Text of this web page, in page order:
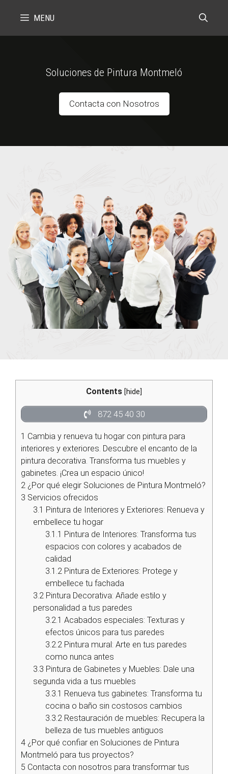
MENU
Soluciones de Pintura Montmeló
Contacta con Nosotros
Contents [hide
872 45 40 30
1 Cambia y renueva tu hogar con pintura para
interiores y exteriores. Descubre el encanto de la
pintura decorativa. Transforma tus muebles y
gabinetes. ¡Crea un espacio único!
2 ¿Por qué elegir Soluciones de Pintura Montmeló?
3 Servicios ofrecidos
3.1 Pintura de Interiores y Exteriores: Renueva y
embellece tu hogar
3.1.1 Pintura de Interiores: Transforma tus
espacios con colores y acabados de
calidad
3.1.2 Pintura de Exteriores: Protege y
embellece tu fachada
3.2 Pintura Decorativa: Añade estilo y
personalidad a tus paredes
3.2.1 Acabados especiales: Texturas y
efectos únicos para tus paredes
3.2.2 Pintura mural: Arte en tus paredes
como nunca antes
3.3 Pintura de Gabinetes y Muebles: Dale una
segunda vida a tus muebles
3.3.1 Renueva tus gabinetes: Transforma tu
cocina o baño sin costosos cambios
3.3.2 Restauración de muebles: Recupera la
belleza de tus muebles antiguos
4 ¿Por qué confiar en Soluciones de Pintura
Montmeló para tus proyectos?
5 Contacta con nosotros para transformar tus